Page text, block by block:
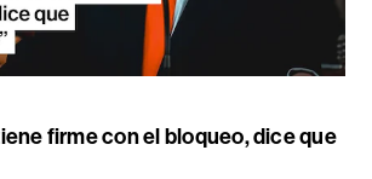
firme con el bloqueo, dice que